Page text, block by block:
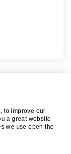
to improve our
a great website
we use open the